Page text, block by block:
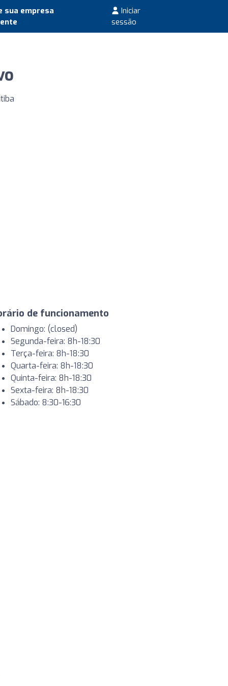
sua empresa
Iniciar
sessão
de funcionamento
Domingo: (closed)
Segunda-feira: 8h-18:30
Terça-feira: 8h-18:30
Quarta-feira: 8h-18:30
Quinta-feira: 8h-18:30
Sexta-feira: 8h-18:30
Sábado: 8:30-16:30